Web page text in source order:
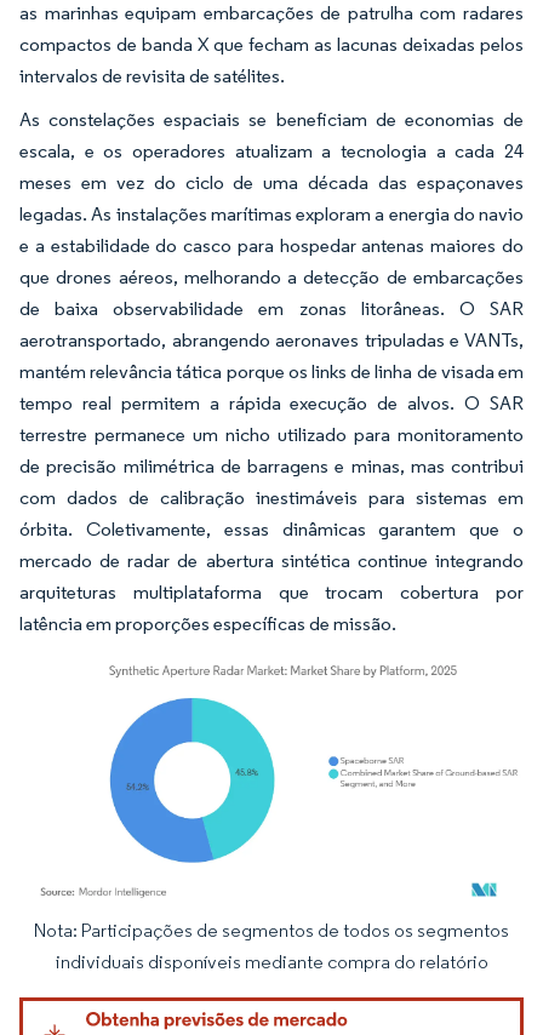
as marinhas equipam embarcações de patrulha com radares
compactos de banda X que fecham as lacunas deixadas pelos
intervalos de revisita de satélites.
As constelações espaciais se beneficiam de economias de
escala, e os operadores atualizam a tecnologia a cada 24
meses em vez do ciclo de uma década das espaçonaves
legadas. As instalações marítimas exploram a energia do navio
e a estabilidade do casco para hospedar antenas maiores do
que drones aéreos, melhorando a detecção de embarcações
de baixa observabilidade em zonas litorâneas. O SAR
aerotransportado, abrangendo aeronaves tripuladas e VANTs,
mantém relevância tática porque os links de linha de visada em
tempo real permitem a rápida execução de alvos. O SAR
terrestre permanece um nicho utilizado para monitoramento
de precisão milimétrica de barragens e minas, mas contribui
com dados de calibração inestimáveis para sistemas em
órbita. Coletivamente, essas dinâmicas garantem que o
mercado de radar de abertura sintética continue integrando
arquiteturas multiplataforma que trocam cobertura por
latência em proporções específicas de missão.
Imagem © Mordor Intelligence. O reuso requer atribuição conforme CC BY 4.0.
Nota: Participações de segmentos de todos os segmentos
individuais disponíveis mediante compra do relatório